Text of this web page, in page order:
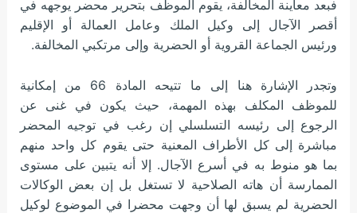
فبعد معاينة المخالفة، يقوم الموظف بتحرير محضر يوجهه في
أقصر الآجال إلى وكيل الملك وعامل العمالة أو الإقليم
ورئيس الجماعة القروية أو الحضرية وإلى مرتكبي المخالفة.
وتجدر الإشارة هنا إلى ما تتيحه المادة 66 من إمكانية
للموظف المكلف بهذه المهمة، حيث يكون في غنى عن
الرجوع إلى رئيسه التسلسلي إن رغب في توجيه المحضر
مباشرة إلى كل الأطراف المعنية حتى يقوم كل واحد منهم
بما هو منوط به في أسرع الآجال. إلا أنه يتبين على مستوى
الممارسة أن هاته الصلاحية لا تستغل بل إن بعض الوكالات
الحضرية لم يسبق لها أن وجهت محضرا في الموضوع لوكيل